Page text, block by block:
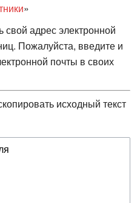
»
адрес электронной
Пожалуйста, введите и
почты в своих
исходный текст